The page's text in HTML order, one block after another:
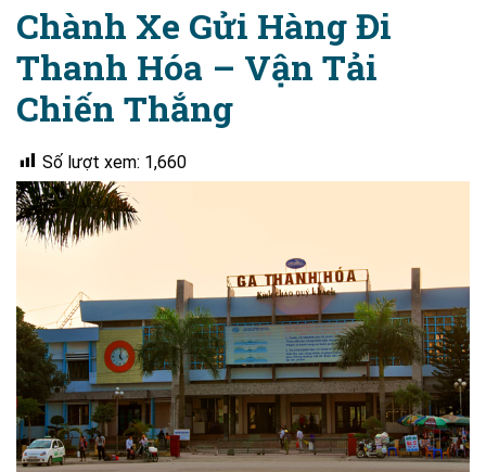
Chành Xe Gửi Hàng Đi
Thanh Hóa – Vận Tải
Chiến Thắng
Số lượt xem: 1,660